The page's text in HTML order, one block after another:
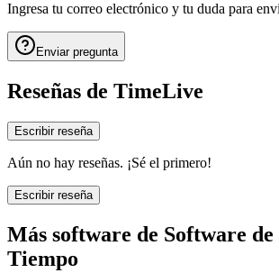
Ingresa tu correo electrónico y tu duda para
Enviar pregunta
Reseñas de TimeLive
Escribir reseña
Aún no hay reseñas. ¡Sé el primero!
Escribir reseña
Más software de Software
Tiempo